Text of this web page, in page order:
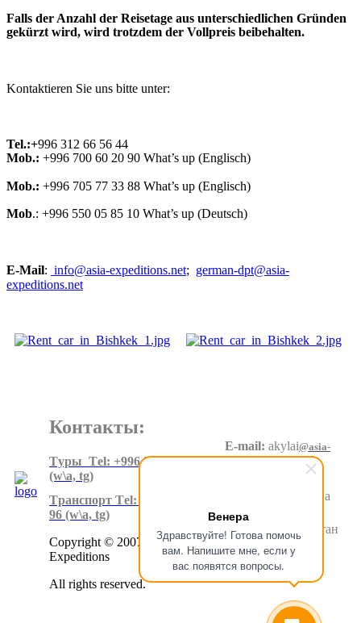
Венера
Здравствуйте! Готова помочь
вам. Напишите мне, если у
вас появятся вопросы.
Falls der Anzahl der Reisetage aus unterschiedlichen Gründen
gekürzt wird, wird trotzdem der Vollpreis beibehalten.
Kontaktieren Sie uns bitte unter:
Tel.:+996 312 66 56 44
Mob.: +996 700 60 20 90 What’s up (Englisch)
Mob.: +996 705 77 33 88 What’s up (Englisch)
Mob.: +996 550 05 85 10 What’s up (Deutsch)
E-Mail: info@asia-expeditions.net; german-dpt@asia-
expeditions.net
Контакты:
Tуры Тel: +996 550 60 20 90
(w\a, tg)
Tранспорт Тel: +996 500 80 99
96 (w\a, tg)
Copyright © 2007-2024 Asia
Expeditions
All rights reserved.
E-mail: akylai@asia-
expeditions.net
Суеркулова
Бишкек.Кыргызстан